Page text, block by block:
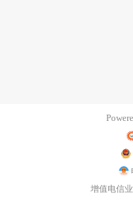
增值电信